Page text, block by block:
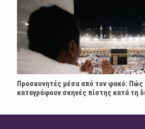
Προσκυνητές μέσα από τον φακό: Πώς
καταγράφουν σκηνές πίστης κατά τη